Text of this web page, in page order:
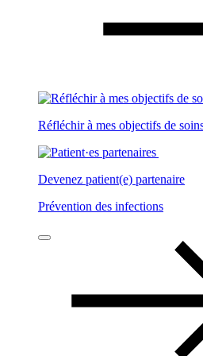
Réfléchir à mes objectifs de
Devenez patient(e) partenaire
Prévention des infections